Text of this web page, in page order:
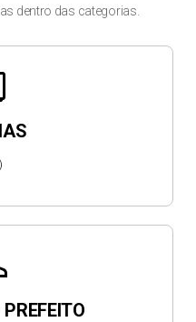
dentro das categorias.